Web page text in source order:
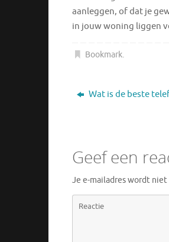
aanleggen, of dat je
in jouw woning liggen
Bookmark.
Wat is de beste
Geef een
Je e-mailadres wordt